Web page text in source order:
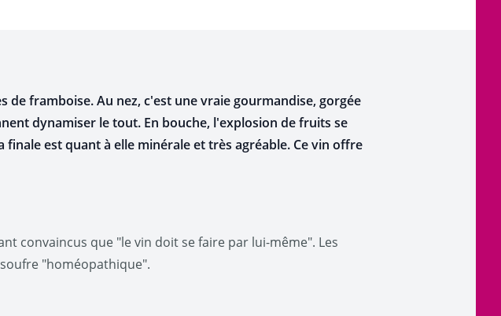
framboise. Au nez, c'est une vraie gourmandise, gorgée
dynamiser le tout. En bouche, l'explosion de fruits se
est quant à elle minérale et très agréable. Ce vin offre
convaincus que "le vin doit se faire par lui-même". Les
"homéopathique".